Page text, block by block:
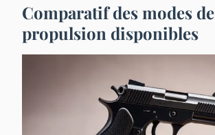
Comparatif des modes de
propulsion disponibles